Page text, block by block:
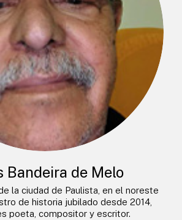
Bandeira de Melo
la ciudad de Paulista, en el noreste
de historia jubilado desde 2014,
poeta, compositor y escritor.